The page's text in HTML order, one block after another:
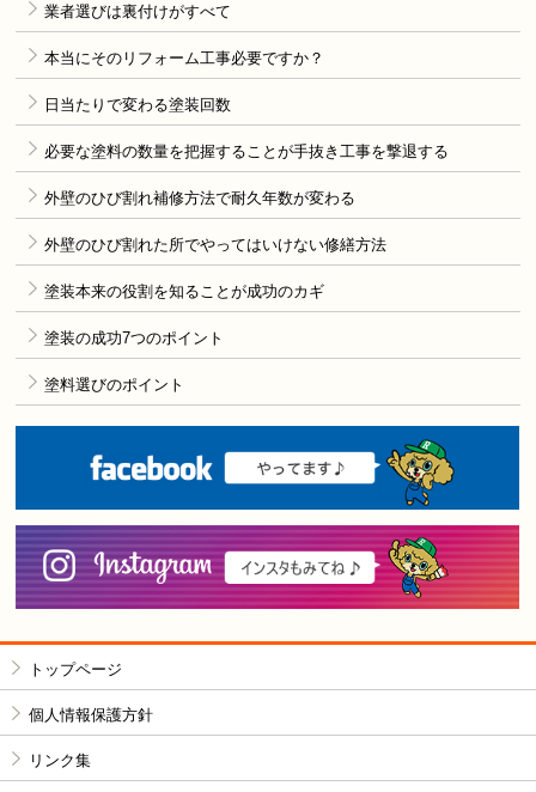
業者選びは裏付けがすべて
本当にそのリフォーム工事必要ですか？
日当たりで変わる塗装回数
必要な塗料の数量を把握することが手抜き工事を撃退する
外壁のひび割れ補修方法で耐久年数が変わる
外壁のひび割れた所でやってはいけない修繕方法
塗装本来の役割を知ることが成功のカギ
塗装の成功7つのポイント
塗料選びのポイント
トップページ
個人情報保護方針
リンク集